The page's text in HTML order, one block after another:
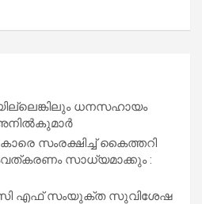
ധനസഹായം
സംരക്ഷിച്ച് കൈത്തറി
സാധ്യമാക്കും :
സി എഫ് സംയുക്ത സുവിശേഷ